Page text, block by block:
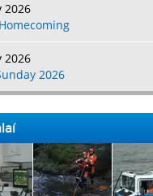
2026
2026
2026